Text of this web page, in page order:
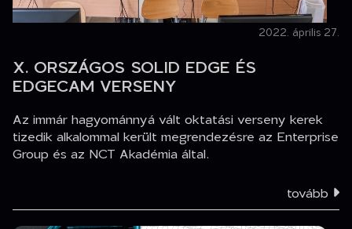
2022. április 27.
X. ORSZÁGOS SOLID EDGE ÉS
EDGECAM VERSENY
Az immár hagyománnyá vált oktatási verseny kerek
tizedik alkalommal került megrendezésre az Enterprise
Group és az NCT Akadémia által.
tovább